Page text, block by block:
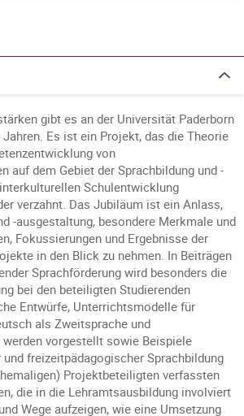
gibt es an der Universität Paderborn
Es ist ein Projekt, das die Theorie
von
auf dem Gebiet der Sprachbildung und -
Schulentwicklung
verzahnt. Das Jubiläum ist ein Anlass,
-ausgestaltung, besondere Merkmale und
Fokussierungen und Ergebnisse der
in den Blick zu nehmen. In Beiträgen
Sprachförderung wird besonders die
bei den beteiligten Studierenden
Entwürfe, Unterrichtsmodelle für
als Zweitsprache und
vorgestellt sowie Beispiele
freizeitpädagogischer Sprachbildung
Projektbeteiligten verfassten
die in die Lehramtsausbildung involviert
Wege aufzeigen, wie eine Umsetzung